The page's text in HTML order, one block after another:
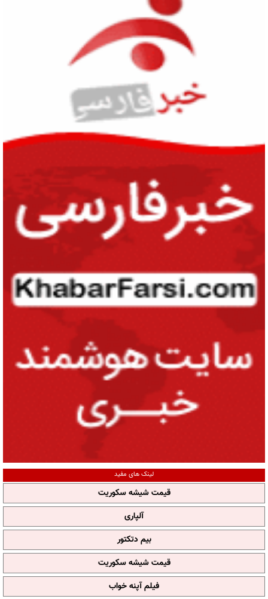
لینک های مفید
قیمت شیشه سکوریت
آلپاری
بیم دتکتور
قیمت شیشه سکوریت
فیلم آپنه خواب